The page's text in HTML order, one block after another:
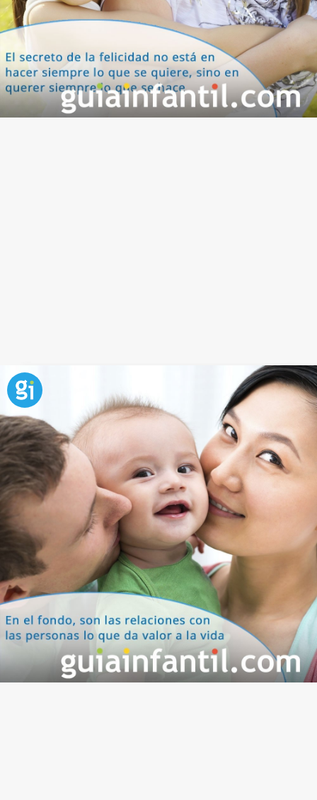
Frase sobre la felicidad y los
caprichos
Los niños, sobre todo cuando son muy pequeños, se
creen el centro del mundo. Los caprichos y rabietas
son habituales, pero a través de la educación
disminuyen y los niños comprenden que deben
compartir con los demás. Los niños finalmente
entenderán que de un día de colegio también se
puede disfrutar al máximo con una buena actitud.